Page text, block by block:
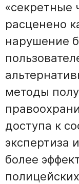
«секретные
расценено
нарушение
методы
доступа к
экспертиза
более